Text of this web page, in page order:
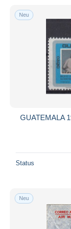
Neu
GUATEMALA
Status
Neu